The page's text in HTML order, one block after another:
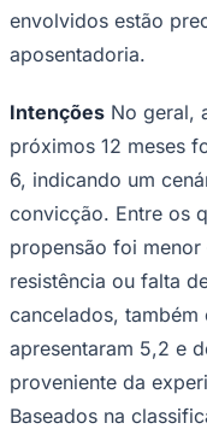
Santos
envolvidos estão
aposentadoria.
Intenções No geral,
próximos 12 meses
6, indicando um
convicção. Entre os
propensão foi
resistência ou falta
cancelados,
apresentaram 5,2 e
proveniente da
Baseados na